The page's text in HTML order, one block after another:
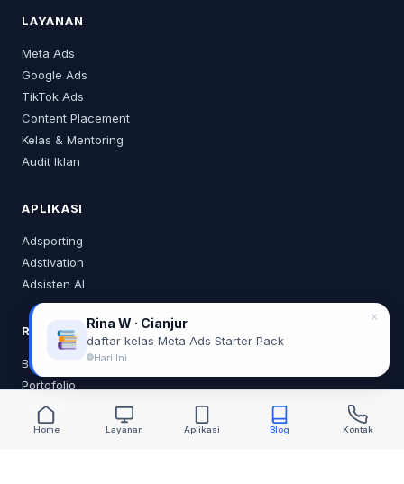
LAYANAN
Meta Ads
Google Ads
TikTok Ads
Content Placement
Kelas & Mentoring
Audit Iklan
APLIKASI
Adsporting
Adstivation
Adsisten AI
RESOURCES
Blog
Portofolio
Tentang Saya
Home Layanan Aplikasi Blog Kontak
Rina W · Cianjur
daftar kelas Meta Ads Starter Pack
Hari Ini
✕